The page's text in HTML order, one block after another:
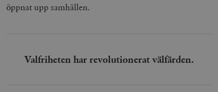
öppnat upp samhällen.
Valfriheten har revolutionerat välfärden.